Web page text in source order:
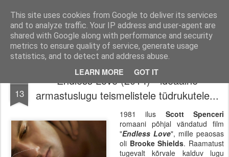
This site uses cookies from Google to deliver its services
and to analyze traffic. Your IP address and user-agent are
shared with Google along with performance and security
metrics to ensure quality of service, generate usage
statistics, and to detect and address abuse.
LEARN MORE GOT IT
Filmid, mängud ja muu huvitav! Filmi-, mängu- ja tootearvustused, TOP nimekirjad ja palju muud huvitavat.
Pages
13
Endless Love (2014) - ideaalne
armastuslugu teismelistele tüdrukutele...
1981 ilus Scott Spenceri
romaani põhjal vändatud film
"Endless Love", mille peaosas
oli Brooke Shields. Raamatust
tugevalt kõrvale kalduv lugu